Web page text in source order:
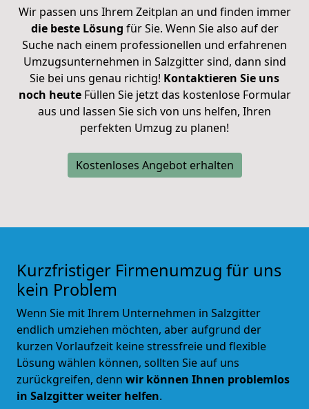
Wir passen uns Ihrem Zeitplan an und finden immer
die beste Lösung für Sie. Wenn Sie also auf der
Suche nach einem professionellen und erfahrenen
Umzugsunternehmen in Salzgitter sind, dann sind
Sie bei uns genau richtig! Kontaktieren Sie uns
noch heuteFüllen Sie jetzt das kostenlose Formular
aus und lassen Sie sich von uns helfen, Ihren
perfekten Umzug zu planen!
Kostenloses Angebot erhalten
Kurzfristiger Firmenumzug für uns
kein Problem
Wenn Sie mit Ihrem Unternehmen in Salzgitter
endlich umziehen möchten, aber aufgrund der
kurzen Vorlaufzeit keine stressfreie und flexible
Lösung wählen können, sollten Sie auf uns
zurückgreifen, denn wir können Ihnen problemlos
in Salzgitter weiter helfen.